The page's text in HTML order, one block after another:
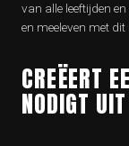
van alle leeftijden
en meeleven met
CREËERT
NODIGT